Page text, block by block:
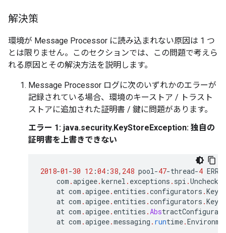
解決策
環境が Message Processor に読み込まれない原因は 1 つ
とは限りません。このセクションでは、この問題で考えら
れる原因とその解決方法を説明します。
Message Processor ログに次のいずれかのエラーが
記録されている場合、環境のキーストア / トラスト
ストアに追加された証明書 / 鍵に問題があります。
エラー 1: java.security.KeyStoreException: 独自の
証明書を上書きできない
2018-01 -30 12 :04 :38, 248 pool-47-thread-4
com .apigee.kernel . exceptions . spi .
at com .apigee. entities .configurators .
at com .apigee. entities .configurators .
at com .apigee. entities .Abs
at com .apigee.messaging . runtime.